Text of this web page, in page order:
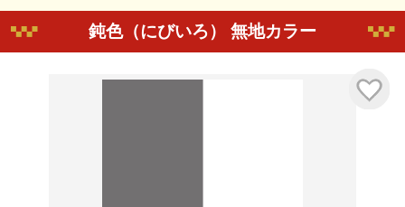
鈍色（にびいろ） 無地カラー